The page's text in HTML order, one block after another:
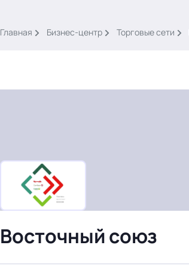
Войти
картина дня
темы
материалы
события
Главная Бизнес-центр Торговые сети
Восточный союз